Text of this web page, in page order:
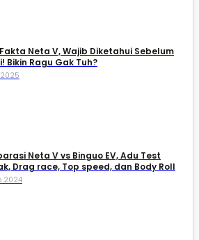
Neta V, Wajib Diketahui Sebelum
Bikin Ragu Gak Tuh?
2025
Neta V vs Binguo EV, Adu Test
Drag race, Top speed, dan Body Roll
2024